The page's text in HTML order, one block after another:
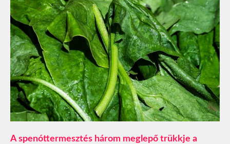
A spenóttermesztés három meglepő trükkje a